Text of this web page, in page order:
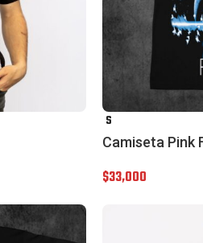
S
Camiseta Pink
$33,000